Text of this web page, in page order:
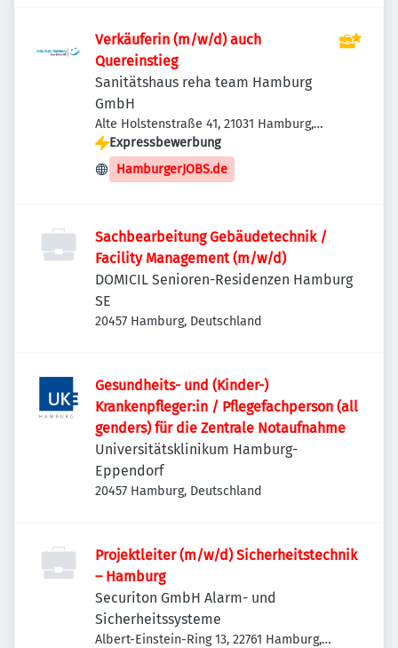
Verkäuferin (m/w/d) auch
Quereinstieg
Sanitätshaus reha team Hamburg
GmbH
Alte Holstenstraße 41, 21031 Hamburg,
Deutschland
Expressbewerbung
HamburgerJOBS.de
Sachbearbeitung Gebäudetechnik /
Facility Management (m/w/d)
DOMICIL Senioren-Residenzen Hamburg
SE
20457 Hamburg, Deutschland
Gesundheits- und (Kinder-)
Krankenpfleger:in / Pflegefachperson (all
genders) für die Zentrale Notaufnahme
Universitätsklinikum Hamburg-
Eppendorf
20457 Hamburg, Deutschland
Projektleiter (m/w/d) Sicherheitstechnik
– Hamburg
Securiton GmbH Alarm- und
Sicherheitssysteme
Albert-Einstein-Ring 13, 22761 Hamburg,